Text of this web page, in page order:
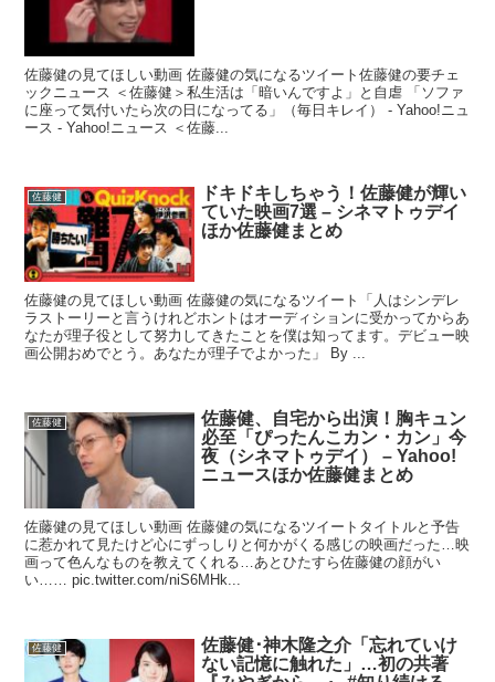
佐藤健の見てほしい動画 佐藤健の気になるツイート佐藤健の要チェ
ックニュース ＜佐藤健＞私生活は「暗いんですよ」と自虐 「ソファ
に座って気付いたら次の日になってる」（毎日キレイ） - Yahoo!ニュ
ース - Yahoo!ニュース ＜佐藤...
佐藤健
ドキドキしちゃう！佐藤健が輝い
ていた映画7選 – シネマトゥデイ
ほか佐藤健まとめ
佐藤健の見てほしい動画 佐藤健の気になるツイート「人はシンデレ
ラストーリーと言うけれどホントはオーディションに受かってからあ
なたが理子役として努力してきたことを僕は知ってます。デビュー映
画公開おめでとう。あなたが理子でよかった」 By ...
佐藤健
佐藤健、自宅から出演！胸キュン
必至「ぴったんこカン・カン」今
夜（シネマトゥデイ） – Yahoo!
ニュースほか佐藤健まとめ
佐藤健の見てほしい動画 佐藤健の気になるツイートタイトルと予告
に惹かれて見たけど心にずっしりと何かがくる感じの映画だった…映
画って色んなものを教えてくれる…あとひたすら佐藤健の顔がい
い…… pic.twitter.com/niS6MHk...
佐藤健
佐藤健･神木隆之介「忘れていけ
ない記憶に触れた」…初の共著